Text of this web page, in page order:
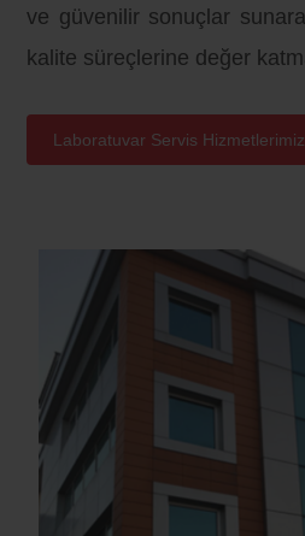
ve güvenilir sonuçlar
kalite süreçlerine değer
Laboratuvar Servis